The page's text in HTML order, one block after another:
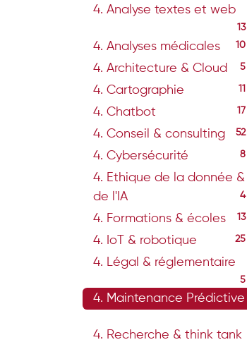
4. Analyse textes et web
13
4. Analyses médicales 10
4. Architecture & Cloud 5
4. Cartographie 11
4. Chatbot 17
4. Conseil & consulting 52
4. Cybersécurité 8
4. Ethique de la donnée &
de l'IA
4
4. Formations & écoles 13
4. IoT & robotique 25
4. Légal & réglementaire
5
4. Maintenance Prédictive
4. Recherche & think tank